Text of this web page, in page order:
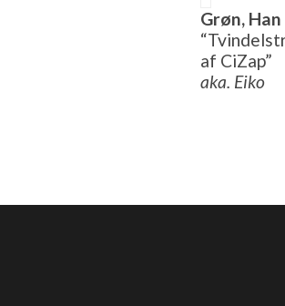
Grøn, Han
af CiZap”
aka. Eiko